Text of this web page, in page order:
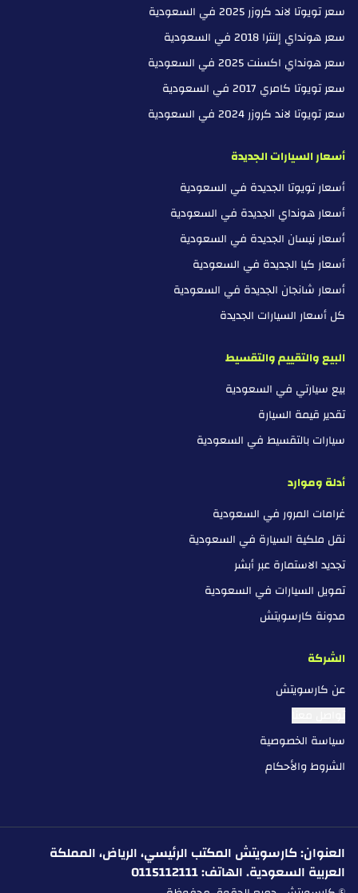
سعر تويوتا لاند كروزر 2025 في السعودية
سعر هونداي إلنترا 2018 في السعودية
سعر هونداي اكسنت 2025 في السعودية
سعر تويوتا كامري 2017 في السعودية
سعر تويوتا لاند كروزر 2024 في السعودية
أسعار السيارات الجديدة
أسعار تويوتا الجديدة في السعودية
أسعار هونداي الجديدة في السعودية
أسعار نيسان الجديدة في السعودية
أسعار كيا الجديدة في السعودية
أسعار شانجان الجديدة في السعودية
كل أسعار السيارات الجديدة
البيع والتقييم والتقسيط
بيع سيارتي في السعودية
تقدير قيمة السيارة
سيارات بالتقسيط في السعودية
أدلة وموارد
غرامات المرور في السعودية
نقل ملكية السيارة في السعودية
تجديد الاستمارة عبر أبشر
تمويل السيارات في السعودية
مدونة كارسويتش
الشركة
عن كارسويتش
تواصل معنا
سياسة الخصوصية
الشروط والأحكام
العنوان: كارسويتش المكتب الرئيسي، الرياض، المملكة
العربية السعودية. الهاتف: 0115112111